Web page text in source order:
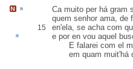
Ca muito per há gram
quem senhor ama, de
15
en'ela, se acha com
e por en vou aquel
E falarei com el
em quam muit'há